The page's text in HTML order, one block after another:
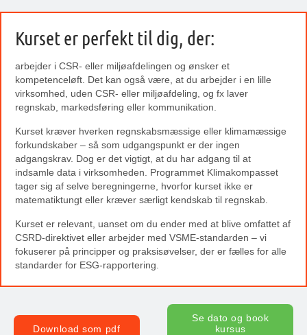
Kurset er perfekt til dig, der:
arbejder i CSR- eller miljøafdelingen og ønsker et
kompetenceløft. Det kan også være, at du arbejder i en lille
virksomhed, uden CSR- eller miljøafdeling, og fx laver
regnskab, markedsføring eller kommunikation.
Kurset kræver hverken regnskabsmæssige eller klimamæssige
forkundskaber – så som udgangspunkt er der ingen
adgangskrav. Dog er det vigtigt, at du har adgang til at
indsamle data i virksomheden. Programmet Klimakompasset
tager sig af selve beregningerne, hvorfor kurset ikke er
matematiktungt eller kræver særligt kendskab til regnskab.
Kurset er relevant, uanset om du ender med at blive omfattet af
CSRD-direktivet eller arbejder med VSME-standarden – vi
fokuserer på principper og praksisøvelser, der er fælles for alle
standarder for ESG-rapportering.
Download som pdf
Se dato og book
kursus